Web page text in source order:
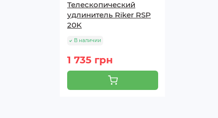
Гарантийный срок на инструмент Riker составляет
2 года, на зарядное устройство – 1 год, на
аккумуляторные батареи – 3 месяца.
Телескопический
удлинитель Riker RSP
20K
В наличии
1 735 грн